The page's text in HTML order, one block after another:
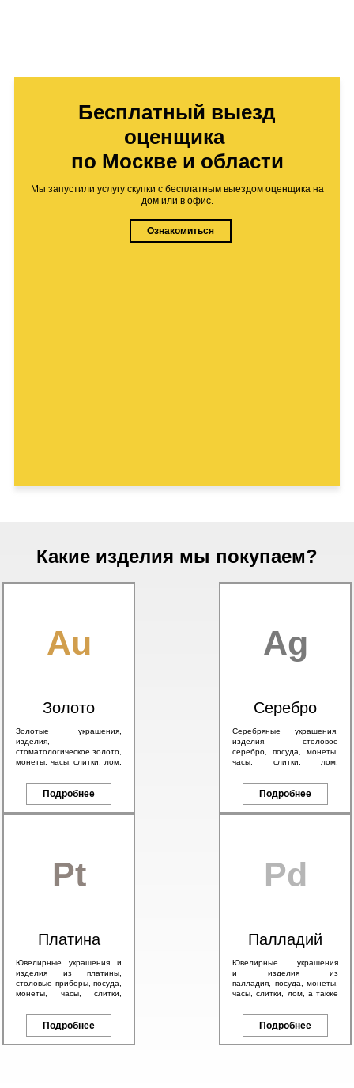
Бесплатный выезд
оценщика
по Москве и области
Мы запустили услугу скупки с бесплатным выездом оценщика на
дом или в офис.
Ознакомиться
Какие изделия мы покупаем?
Au
Золото
Золотые украшения,
изделия,
стоматологическое золото,
монеты, часы, слитки, лом,
золото 56 пробы и
брендовые изделия.
Подробнее
Ag
Серебро
Серебряные украшения,
изделия, столовое
серебро, посуда, монеты,
часы, слитки, лом,
пробы, в том числе с
эмалью.Подробнее
Pt
Платина
Ювелирные украшения и
изделия из платины,
столовые приборы, посуда,
монеты, часы, слитки,
также другие платиновые
изделия.Подробнее
Pd
Палладий
Ювелирные украшения
и изделия из
палладия, посуда, монеты,
часы, слитки, лом, а также
содержанием палладия.
Подробнее